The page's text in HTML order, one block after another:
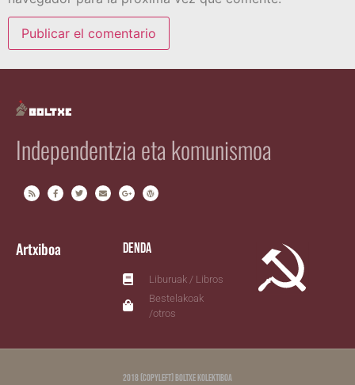
Independentzia eta komunismoa
Artxiboa Denda
Liburuak / Libros
Bestelakoak
/otros
2018 (copyleft) Boltxe Kolektiboa